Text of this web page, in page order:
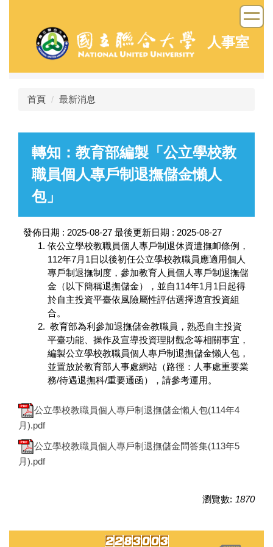
容
人事室
首頁 最新消息
轉知：教育部編製「公立學校教
職員個人專戶制退撫儲金懶人
包」
發佈日期 : 2025-08-27 最後更新日期 : 2025-08-27
依公立學校教職員個人專戶制退休資遣撫卹條例，
112年7月1日以後初任公立學校教職員應適用個人
專戶制退撫制度，參加教育人員個人專戶制退撫儲
金（以下簡稱退撫儲金），並自114年1月1日起得
於自主投資平臺依風險屬性評估選擇適宜投資組
合。
教育部為利參加退撫儲金教職員，熟悉自主投資
平臺功能、操作及宣導投資理財觀念等相關事宜，
編製公立學校教職員個人專戶制退撫儲金懶人包，
並置放於教育部人事處網站（路徑：人事處重要業
務/待遇退撫科/重要通函），請參考運用。
公立學校教職員個人專戶制退撫儲金懶人包(114年4
月).pdf
公立學校教職員個人專戶制退撫儲金問答集(113年5
月).pdf
瀏覽數: 1870